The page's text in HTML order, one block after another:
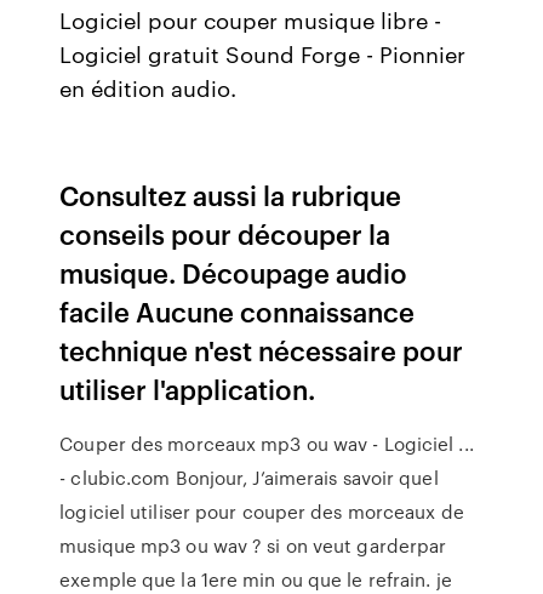
Logiciel pour couper musique libre -
Logiciel gratuit Sound Forge - Pionnier
en édition audio.
Consultez aussi la rubrique
conseils pour découper la
musique. Découpage audio
facile Aucune connaissance
technique n'est nécessaire pour
utiliser l'application.
Couper des morceaux mp3 ou wav - Logiciel ...
- clubic.com Bonjour, J’aimerais savoir quel
logiciel utiliser pour couper des morceaux de
musique mp3 ou wav ? si on veut garderpar
exemple que la 1ere min ou que le refrain. je